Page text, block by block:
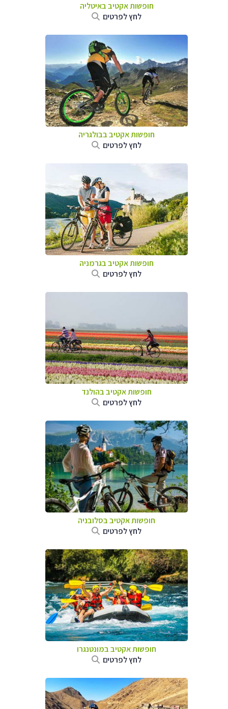
חופשות אקטיב באיטליה
לחץ לפרטים
חופשות אקטיב בבולגריה
לחץ לפרטים
חופשות אקטיב בגרמניה
לחץ לפרטים
חופשות אקטיב בהולנד
לחץ לפרטים
חופשות אקטיב בסלובניה
לחץ לפרטים
חופשות אקטיב במונטנגרו
לחץ לפרטים